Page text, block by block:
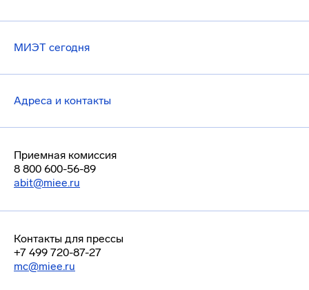
МИЭТ сегодня
Адреса и контакты
Приемная комиссия
8 800 600-56-89
abit@miee.ru
Контакты для прессы
+7 499 720-87-27
mc@miee.ru